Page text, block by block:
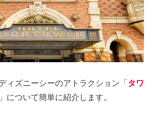
ィズニーシーのアトラクション「 タワ
」について簡単に紹介します。